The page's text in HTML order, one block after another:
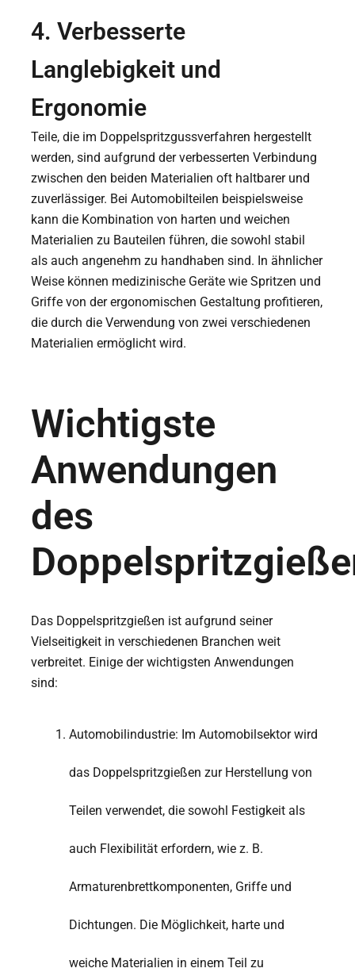
4. Verbesserte
Langlebigkeit und
Ergonomie
Teile, die im Doppelspritzgussverfahren hergestellt
werden, sind aufgrund der verbesserten Verbindung
zwischen den beiden Materialien oft haltbarer und
zuverlässiger. Bei Automobilteilen beispielsweise
kann die Kombination von harten und weichen
Materialien zu Bauteilen führen, die sowohl stabil
als auch angenehm zu handhaben sind. In ähnlicher
Weise können medizinische Geräte wie Spritzen und
Griffe von der ergonomischen Gestaltung profitieren,
die durch die Verwendung von zwei verschiedenen
Materialien ermöglicht wird.
Wichtigste
Anwendungen
des
Das Doppelspritzgießen ist aufgrund seiner
Vielseitigkeit in verschiedenen Branchen weit
verbreitet. Einige der wichtigsten Anwendungen
sind:
Automobilindustrie: Im Automobilsektor wird
das Doppelspritzgießen zur Herstellung von
Teilen verwendet, die sowohl Festigkeit als
auch Flexibilität erfordern, wie z. B.
Armaturenbrettkomponenten, Griffe und
Dichtungen. Die Möglichkeit, harte und
weiche Materialien in einem Teil zu